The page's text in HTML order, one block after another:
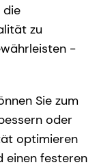
die
zu
-
Sie zum
oder
optimieren
einen festeren